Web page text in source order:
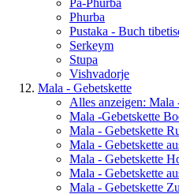
Pa-Phurba
Phurba
Pustaka - Buch
Serkeym
Stupa
Vishvadorje
Mala - Gebetskette
Alles anzeigen: Mala
Mala -Gebetskette
Mala - Gebetskette
Mala - Gebetskette
Mala - Gebetskette
Mala - Gebetskette
Mala - Gebetskette